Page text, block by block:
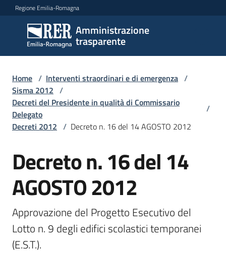
Vai al contenuto
Vai alla navigazione
Vai al footer
Regione Emilia-Romagna
Amministrazione
trasparente
Amministrazione
trasparente
Sottosezioni
Accesso
Home / Interventi straordinari e di emergenza /
Sisma 2012 /
Decreti del Presidente in qualità di Commissario
Delegato
/
Decreti 2012 / Decreto n. 16 del 14 AGOSTO 2012
Decreto n. 16 del 14
AGOSTO 2012
Approvazione del Progetto Esecutivo del
Lotto n. 9 degli edifici scolastici temporanei
(E.S.T.).